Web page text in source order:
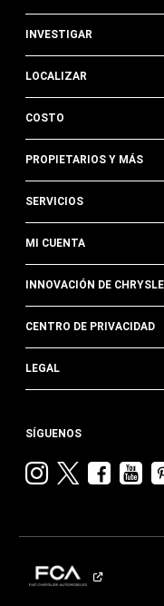
INVESTIGAR
LOCALIZAR
COSTO
PROPIETARIOS Y MÁS
SERVICIOS
MI CUENTA
INNOVACIÓN DE
CENTRO DE PRIVACIDAD
LEGAL
SÍGUENOS
VisitarVisitar